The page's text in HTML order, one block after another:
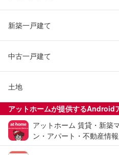
新築一戸建て
中古一戸建て
土地
アットホームが提供するAndroid
アットホーム 賃貸・新築
ン・アパート・不動産情